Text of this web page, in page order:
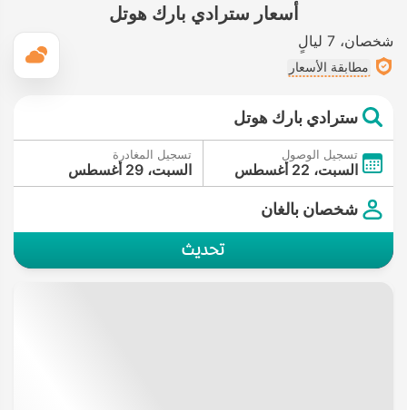
أسعار سترادي بارك هوتل
شخصان 7 ليالٍ
مطابقة الأسعار
سترادي بارك هوتل
تسجيل الوصول
السبت، 22 أغسطس
تسجيل المغادرة
السبت، 29 أغسطس
شخصان بالغان
تحديث